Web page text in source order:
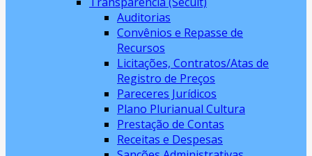
Auditorias
Convênios e Repasse de
Recursos
Licitações, Contratos/Atas de
Registro de Preços
Pareceres Jurídicos
Plano Plurianual Cultura
Prestação de Contas
Receitas e Despesas